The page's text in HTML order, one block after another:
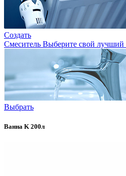
Создать
Смеситель Выберите свой лучший
Выбрать
Ванна K 200л